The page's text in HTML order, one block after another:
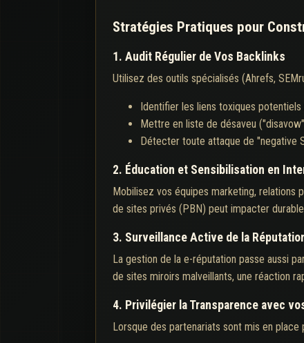
Stratégies Pratiques pour
1. Audit Régulier de Vos Backlinks
Utilisez des outils spécialisés (Ahrefs,
Identifier les liens toxiques
Mettre en liste de désaveu
Détecter toute attaque de "negative
2. Éducation et Sensibilisation en
Mobilisez vos équipes marketing, relations
de sites privés (PBN) peut impacter
3. Surveillance Active de la
La gestion de la e-réputation passe aussi
de sites miroirs malveillants, une réaction
4. Privilégier la Transparence avec
Lorsque des partenariats sont mis en